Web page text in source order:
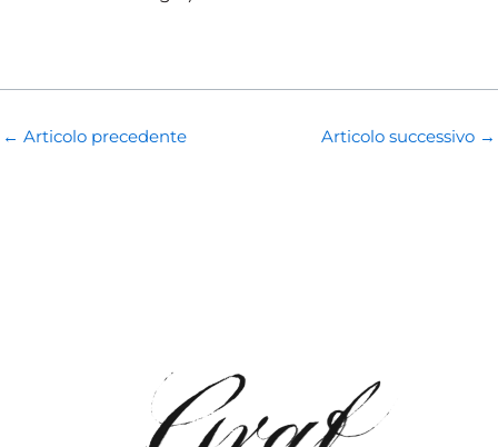
← Articolo precedente Articolo successivo →